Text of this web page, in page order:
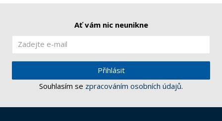
Ať vám nic neunikne
Přihlásit
Souhlasím se zpracováním osobních údajů.